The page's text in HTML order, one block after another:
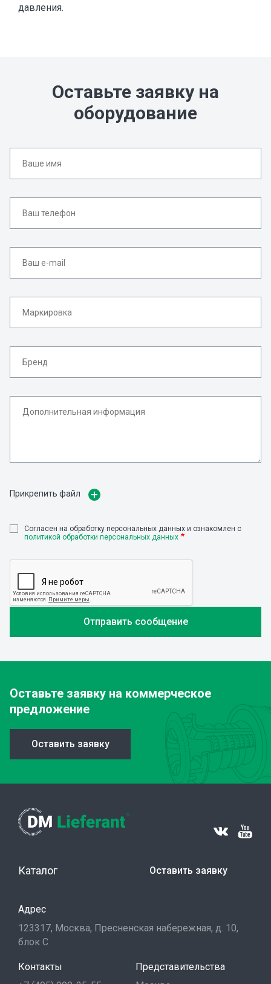
давления.
Оставьте заявку на
оборудование
Прикрепить файл
Cогласен на обработку персональных данных и ознакомлен с
политикой обработки персональных данных
Оставьте заявку на коммерческое
предложение
Оставить заявку
Каталог Оставить заявку
Адрес
123317, Москва, Пресненская набережная, д. 10,
блок С
Контакты
Представительства